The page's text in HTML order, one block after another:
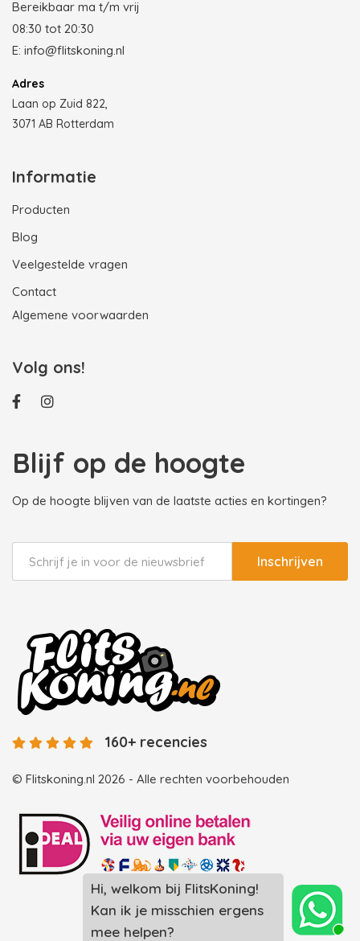
Hi, welkom bij FlitsKoning!
Kan ik je misschien ergens
mee helpen?
Bereikbaar ma t/m vrij
08:30 tot 20:30
E: info@flitskoning.nl
Adres
Laan op Zuid 822,
3071 AB Rotterdam
Informatie
Producten
Blog
Veelgestelde vragen
Contact
Algemene voorwaarden
Volg ons!
Blijf op de hoogte
Op de hoogte blijven van de laatste acties en kortingen?
Inschrijven
© Flitskoning.nl 2026 - Alle rechten voorbehouden
160+ recencies
Landingspagina overzicht photobooths
Landingspagina overzicht videobooths
Photobooth huren in Spijkenisse